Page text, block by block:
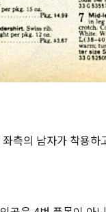
측의 남자가 착용